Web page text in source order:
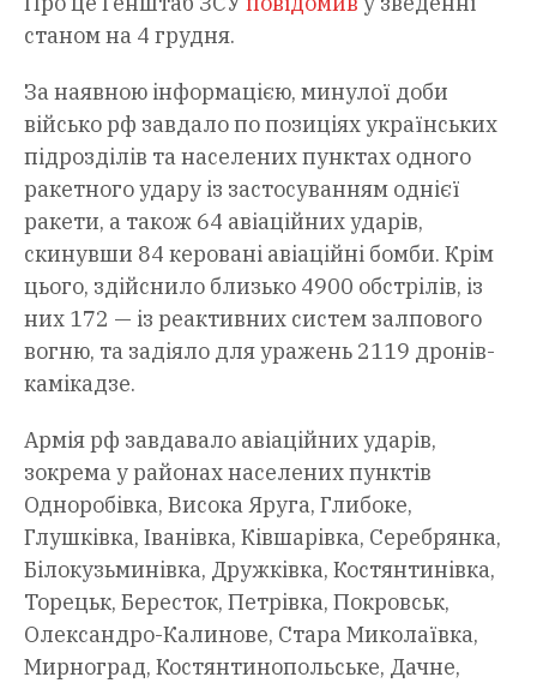
станом на 4 грудня.
За наявною інформацією, минулої доби
військо рф завдало по позиціях українських
підрозділів та населених пунктах одного
ракетного удару із застосуванням однієї
ракети, а також 64 авіаційних ударів,
скинувши 84 керовані авіаційні бомби. Крім
цього, здійснило близько 4900 обстрілів, із
них 172 — із реактивних систем залпового
вогню, та задіяло для уражень 2119 дронів-
камікадзе.
Армія рф завдавало авіаційних ударів,
зокрема у районах населених пунктів
Одноробівка, Висока Яруга, Глибоке,
Глушківка, Іванівка, Ківшарівка, Серебрянка,
Білокузьминівка, Дружківка, Костянтинівка,
Торецьк, Бересток, Петрівка, Покровськ,
Олександро-Калинове, Стара Миколаївка,
Мирноград, Костянтинопольське, Дачне,